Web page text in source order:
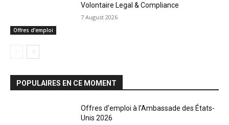
Offres d’emploi
Volontaire Legal & Compliance
7 August 2026
POPULAIRES EN CE MOMENT
Offres d’emploi à l’Ambassade des États-
Unis 2026